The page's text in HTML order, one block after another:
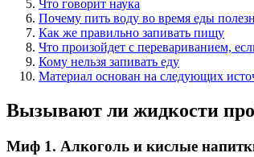
Что говорит наука
Почему пить воду во время еды
Как же правильно запивать пищу
Что произойдет с перевариванием,
Кому нельзя запивать еду
Материал основан на следующих
Вызывают ли жидкости
Миф 1. Алкоголь и кислые